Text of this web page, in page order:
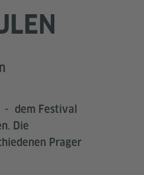
- dem Festival
Die
Prager